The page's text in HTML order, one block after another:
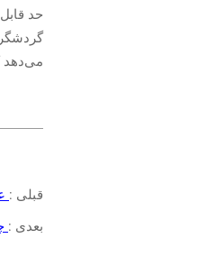
حد
می‌دهد
قبلی :
بعدی :